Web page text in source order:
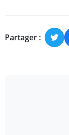
Partager :